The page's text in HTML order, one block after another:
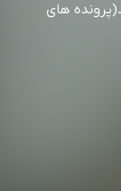
های